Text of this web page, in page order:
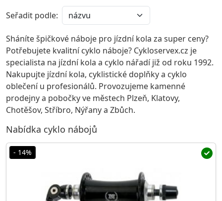
Seřadit podle:
Sháníte špičkové náboje pro jízdní kola za super ceny?
Potřebujete kvalitní cyklo náboje? Cykloservex.cz je
specialista na jízdní kola a cyklo nářadí již od roku 1992.
Nakupujte jízdní kola, cyklistické doplňky a cyklo
oblečení u profesionálů. Provozujeme kamenné
prodejny a pobočky ve městech Plzeň, Klatovy,
Chotěšov, Stříbro, Nýřany a Zbůch.
Nabídka cyklo nábojů
- 14%